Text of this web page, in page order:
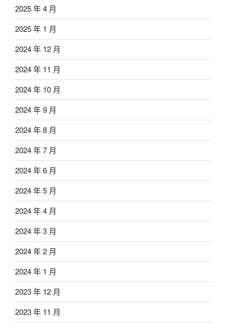
2025 年 4 月
2025 年 1 月
2024 年 12 月
2024 年 11 月
2024 年 10 月
2024 年 9 月
2024 年 8 月
2024 年 7 月
2024 年 6 月
2024 年 5 月
2024 年 4 月
2024 年 3 月
2024 年 2 月
2024 年 1 月
2023 年 12 月
2023 年 11 月